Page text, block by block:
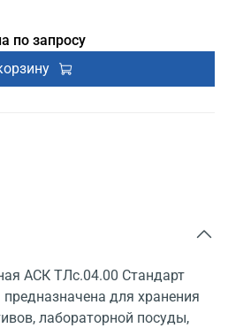
по запросу
АСК ТЛс.04.00 Стандарт
для хранения
лабораторной посуды,